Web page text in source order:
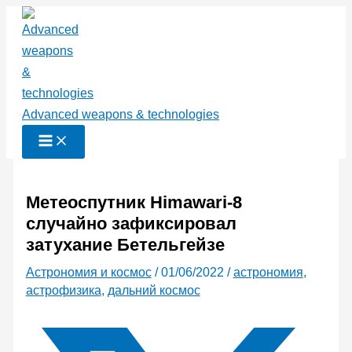
Перейти
содержимому
Advanced weapons & technologies
Метеоспутник Himawari-8
случайно зафиксировал
затухание Бетельгейзе
Астрономия и космос/01/06/2022 /астрономия,
астрофизика, дальний космос